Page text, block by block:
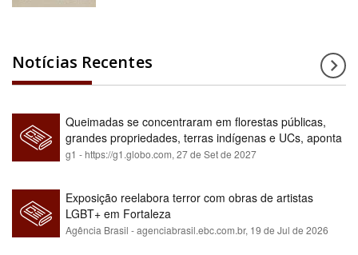
Notícias Recentes
Queimadas se concentraram em florestas públicas,
grandes propriedades, terras indígenas e UCs, aponta
relatório
g1 - https://g1.globo.com,27 de Set de 2027
Exposição reelabora terror com obras de artistas
LGBT+ em Fortaleza
Agência Brasil - agenciabrasil.ebc.com.br, 19 de Jul de 2026